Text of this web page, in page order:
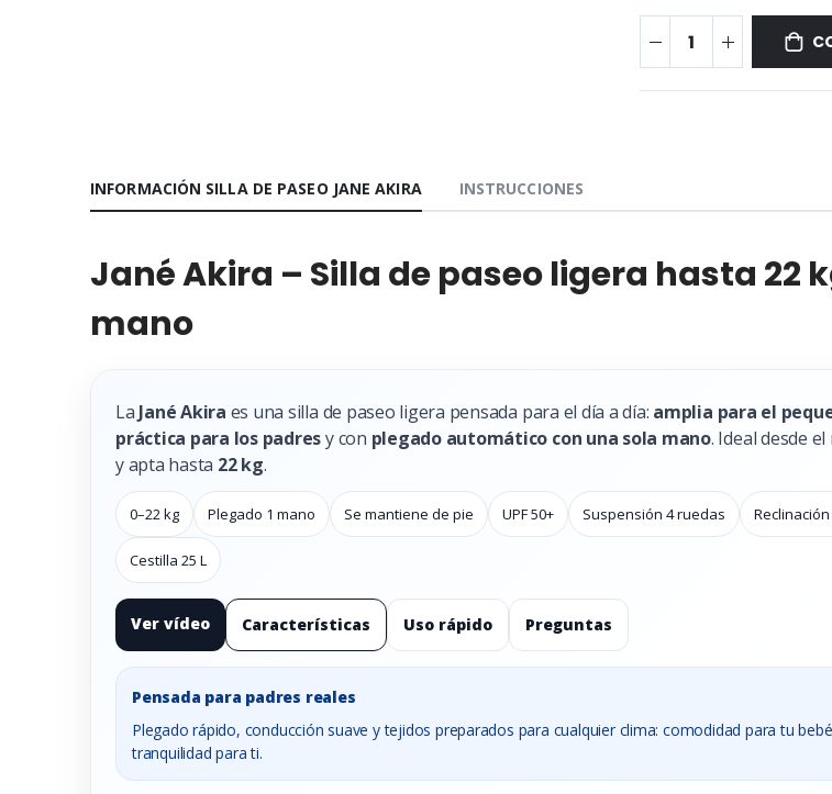
INFORMACIÓN SILLA DE PASEO JANE AKIRA INSTRUCCIONES
Jané Akira – Silla de paseo ligera hasta 22
mano
La Jané Akira es una silla de paseo ligera pensada para el día a día: amplia para el
práctica para los padresy con plegado automático con una sola mano. Ideal desde
y apta hasta 22 kg.
0–22 kg Plegado 1 mano Se mantiene de pie UPF 50+ Suspensión 4 ruedas Reclinación
Cestilla 25 L
Ver vídeo Características Uso rápido Preguntas
Pensada para padres reales
Plegado rápido, conducción suave y tejidos preparados para cualquier clima: comodidad para tu
tranquilidad para ti.